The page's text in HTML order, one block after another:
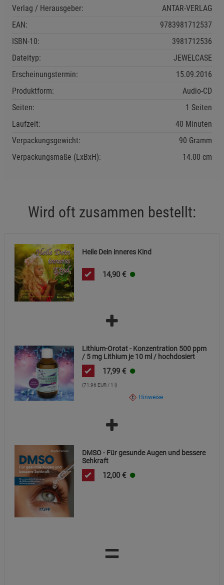
Verlag / Herausgeber:
ANTAR-VERLAG
EAN:
9783981712537
ISBN-10:
3981712536
Dateityp:
JEWELCASE
Erscheinungstermin:
15.09.2016
Produktform:
Audio-CD
Seiten:
1 Seiten
Laufzeit:
40 Minuten
Verpackungsgewicht:
90 Gramm
Verpackungsmaße (LxBxH):
14.00 cm
Wird oft zusammen bestellt:
Heile Dein inneres Kind
14,90 €
Lithium-Orotat - Konzentration 500 ppm
/ 5 mg Lithium je 10 ml / hochdosiert
17,99 €
(71,96 EUR / 1 l)
Hinweise
DMSO - Für gesunde Augen und bessere
Sehkraft
12,00 €
=
Zurück
Notwendige Cookies (5)
Beschreibung Notwendige Cookies
Funktionale Cookies (1) Funktionale
Statistik Cookies (2) Statistik Cookies
Cookie-Informationen
Marketing Cookies (3)
Beschreibung Marketing Cookies